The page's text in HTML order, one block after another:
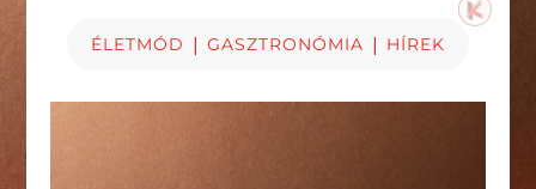
ÉLETMÓD | GASZTRONÓMIA | HÍREK